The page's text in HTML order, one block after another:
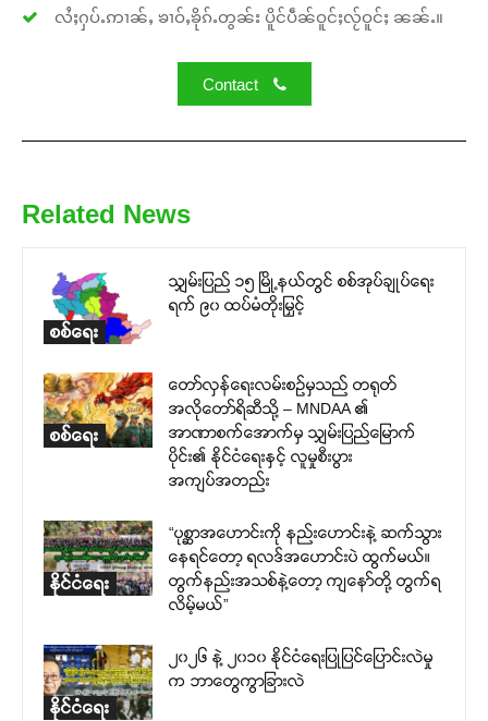
လႆႈႁပ်ႉဢၢၼ်ႇ ၶၢဝ်ႇၶိုၵ်ႉတွၼ်း ပိူင်ပဵၼ်ဝူင်ႈလႂ်ဝူင်ႈ ၼၼ်ႉ။
Contact
Related News
စစ်ရေး
သျှမ်းပြည် ၁၅ မြို့နယ်တွင် စစ်အုပ်ချုပ်ရေး
ရက် ၉၀ ထပ်မံတိုးမြှင့်
စစ်ရေး
တော်လှန်ရေးလမ်းစဉ်မှသည် တရုတ်
အလိုတော်ရိဆီသို့ – MNDAA ၏
အာဏာစက်အောက်မှ သျှမ်းပြည်မြောက်
ပိုင်း၏ နိုင်ငံရေးနှင့် လူမှုစီးပွား
အကျပ်အတည်း
နိုင်ငံရေး
“ပုစ္ဆာအဟောင်းကို နည်းဟောင်းနဲ့ ဆက်သွား
နေရင်တော့ ရလဒ်အဟောင်းပဲ ထွက်မယ်။
တွက်နည်းအသစ်နဲ့တော့ ကျနော်တို့ တွက်ရ
လိမ့်မယ်”
နိုင်ငံရေး
၂၀၂၆ နဲ့ ၂၀၁၀ နိုင်ငံရေးပြုပြင်ပြောင်းလဲမှု
က ဘာတွေကွာခြားလဲ